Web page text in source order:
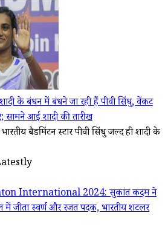
के बंधन में बंधने जा रही हैं पीवी सिंधु, वेंकट
सामने आई शादी की तारीख
बैडमिंटन स्टार पीवी सिंधु जल्द ही शादी के